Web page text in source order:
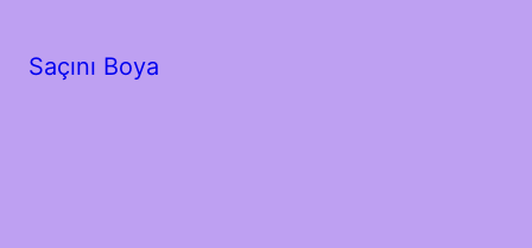
Saçını Boya